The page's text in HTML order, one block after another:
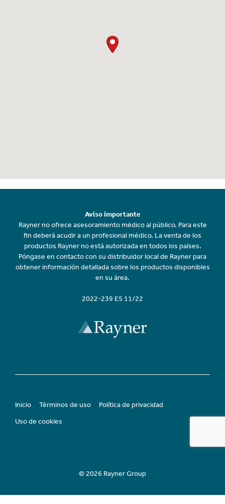
Aviso importante
Rayner no ofrece asesoramiento médico al público. Para este
fin deberá acudir a un profesional médico. La venta de los
productos Rayner no está autorizada en todos los países.
Póngase en contacto con su distribuidor local de Rayner para
obtener información detallada sobre los productos disponibles
en su área.
2022-239 ES 11/22
Inicio Términos de uso
Política de privacidad
Uso de cookies
© 2026 Rayner Group